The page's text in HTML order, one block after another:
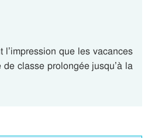
l’impression que les vacances
classe prolongée jusqu’à la